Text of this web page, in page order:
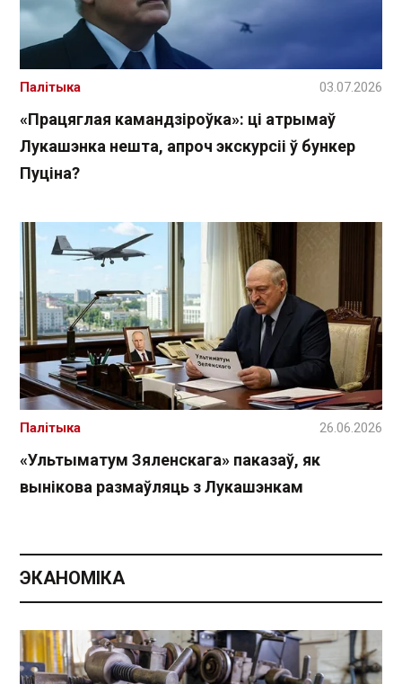
«Працяглая камандзіроўка»: ці атрымаў
Лукашэнка нешта, апроч экскурсіі ў бункер
Пуціна?
Палітыка 03.07.2026
«Ультыматум Зяленскага» паказаў, як
вынікова размаўляць з Лукашэнкам
Палітыка 26.06.2026
ЭКАНОМІКА